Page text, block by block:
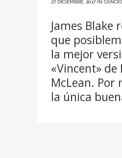
27 DICIEMBRE, 2017 IN
James Blake
que
la mejor
«Vincent» de
McLean. Por
la única